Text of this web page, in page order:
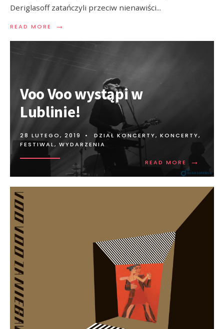
Deriglasoff zatańczyli przeciw nienawiści...
READ MORE →
Voo Voo wystąpi w
Lublinie!
28 LUTEGO, 2019 • DZIAŁ KONCERTY, KONCERTY,
FESTIWAL, WYDARZENIA
READ MORE →